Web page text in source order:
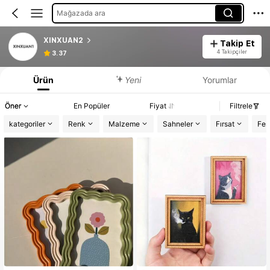
Mağazada ara
XINXUAN2
3.37
Takip Et
4 Takipçiler
Ürün Yeni Yorumlar
Öner En Popüler Fiyat
Filtrele
kategoriler
Renk Malzeme Sahneler Fırsat